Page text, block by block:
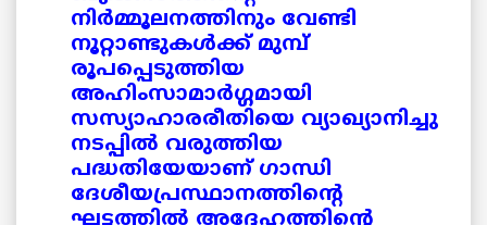
നിര്‍മ്മൂലനത്തിനും വേണ്ടി
നൂറ്റാണ്ടുകള്‍ക്ക് മുമ്പ്
രൂപപ്പെടുത്തിയ
അഹിംസാമാര്‍ഗ്ഗമായി
സസ്യാഹാരരീതിയെ വ്യാഖ്യാനിച്ചു
നടപ്പില്‍ വരുത്തിയ
പദ്ധതിയേയാണ് ഗാന്ധി
ദേശീയപ്രസ്ഥാനത്തിന്റെ